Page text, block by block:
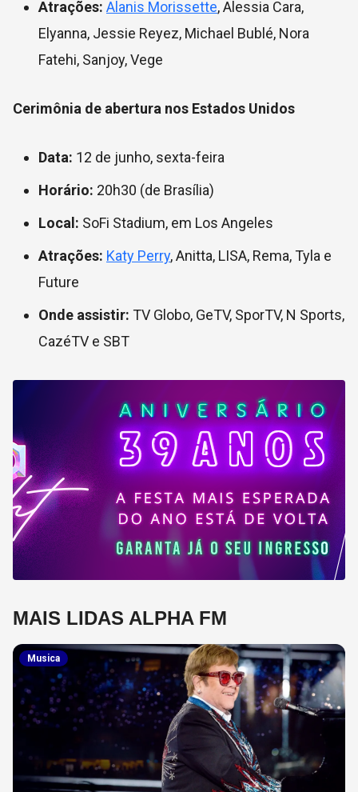
Atrações: Alanis Morissette, Alessia Cara,
Elyanna, Jessie Reyez, Michael Bublé, Nora
Fatehi, Sanjoy, Vege
Cerimônia de abertura nos Estados Unidos
Data: 12 de junho, sexta-feira
Horário: 20h30 (de Brasília)
Local: SoFi Stadium, em Los Angeles
Atrações: Katy Perry, Anitta, LISA, Rema, Tyla e
Future
Onde assistir: TV Globo, GeTV, SporTV, N Sports,
CazéTV e SBT
MAIS LIDAS ALPHA FM
Musica